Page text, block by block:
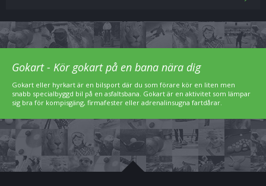
Gokart - Kör gokart på en bana nära dig
Gokart eller hyrkart är en bilsport där du som förare kör en liten men
snabb specialbyggd bil på en asfaltsbana. Gokart är en aktivitet som lämpar
sig bra för kompisgäng, firmafester eller adrenalinsugna fartdårar.